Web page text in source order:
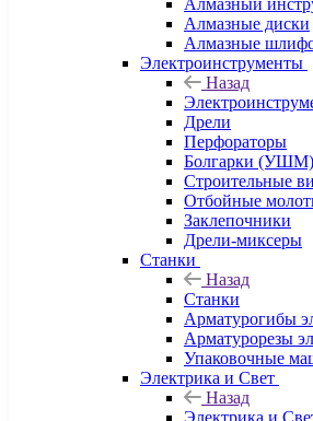
Алмазный
Алмазные диски
Алмазные
Электроинструменты
Назад
Дрели
Перфораторы
Болгарки (УШМ)
Строительные
Отбойные
Заклепочники
Дрели-миксеры
Станки
Назад
Станки
Арматурогибы
Арматурорезы
Упаковочные
Электрика и Свет
Назад
Электрика и